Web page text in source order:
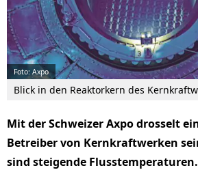
Foto: Axpo
Blick in den Reaktorkern des
Mit der Schweizer Axpo drosselt
Betreiber von Kernkraftwerken
sind steigende